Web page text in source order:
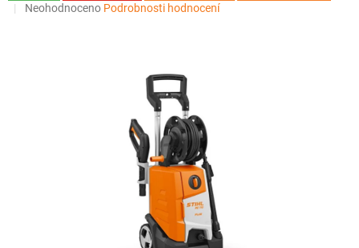
Průměrné
Neohodnoceno Podrobnosti hodnocení